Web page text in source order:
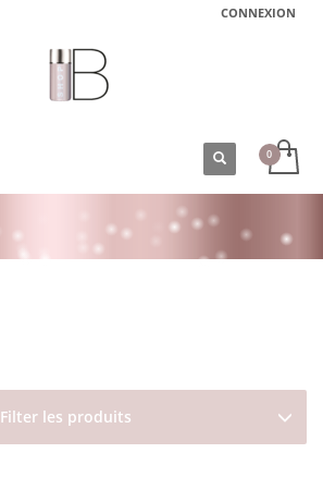
CONNEXION
Filter les produits